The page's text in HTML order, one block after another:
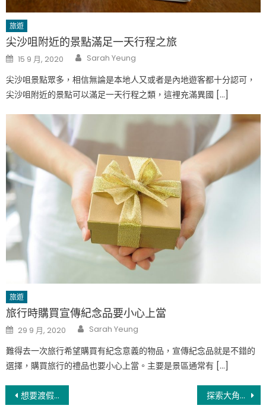
旅遊
尖沙咀附近的景點滿足一天行程之旅
Posted
on
15 9 月, 2020 Author
Sarah Yeung
尖沙咀景點眾多，相信無論是本地人又或者是內地遊客都十分認可，
尖沙咀附近的景點可以滿足一天行程之類，這裡充滿異國 […]
旅遊
旅行時購買宣傳紀念品要小心上當
Posted
on
29 9 月, 2020 Author
Sarah Yeung
難得去一次旅行希望購買有紀念意義的物品，宣傳紀念品就是不錯的
選擇，購買旅行的禮品也要小心上當。主要是景區通常有 […]
文想要渡假沒地方去，就來北海道滑雪渡假村 探索大角咀君匯港的豪華生活